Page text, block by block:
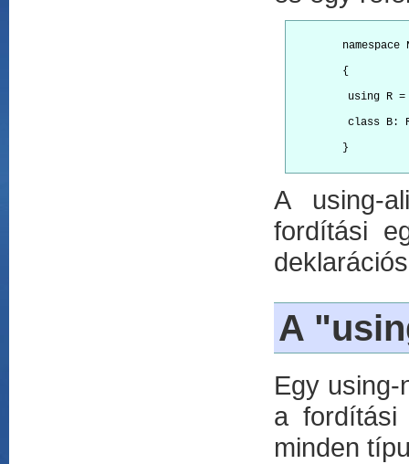
namespace
        {
using R =
class B:
        }
A using-
fordítási
A
Egy
a fordítási
minden